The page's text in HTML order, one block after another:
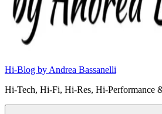
Hi-Blog by Andrea Bassanelli
Hi-Tech, Hi-Fi, Hi-Res, Hi-Performance